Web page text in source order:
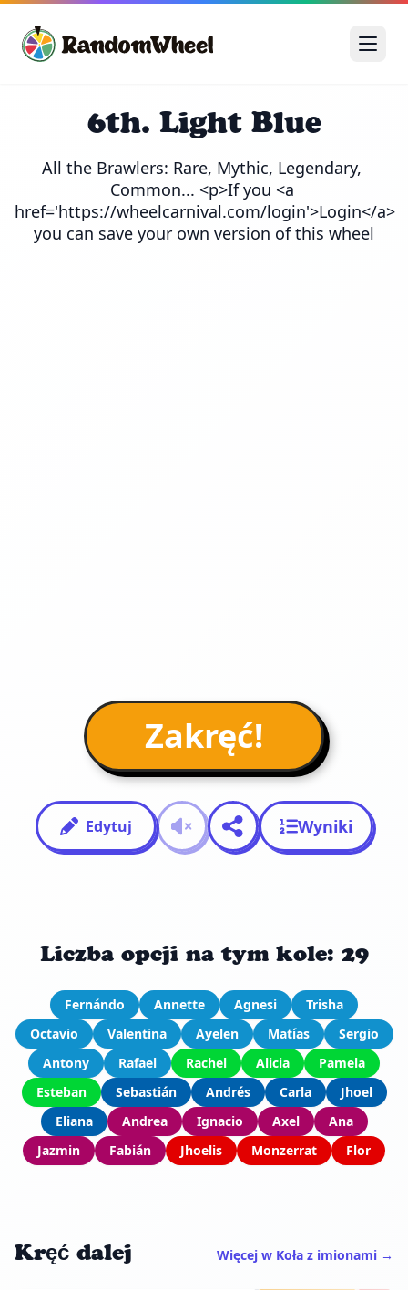
6th. Light Blue
All the Brawlers: Rare, Mythic, Legendary,
Common... <p>If you <a
href='https://wheelcarnival.com/login'>Login</a>
you can save your own version of this wheel
Zakręć!
Edytuj Wyniki
Liczba opcji na tym kole: 29
Fernándo Annette Agnesi
Trisha
Octavio
Valentina Ayelen Matías
Sergio
Antony
Rafael Rachel Alicia
Pamela
Esteban
Sebastián Andrés Carla
Jhoel
Eliana
Andrea Ignacio Axel
Ana
Jazmin
Fabián Jhoelis Monzerrat Flor
Kręć dalej Więcej w Koła z imionami →